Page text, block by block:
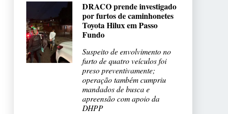
DRACO prende investigado
por furtos de caminhonetes
Toyota Hilux em Passo
Fundo
Suspeito de envolvimento no
furto de quatro veículos foi
preso preventivamente;
operação também cumpriu
mandados de busca e
apreensão com apoio da
DHPP